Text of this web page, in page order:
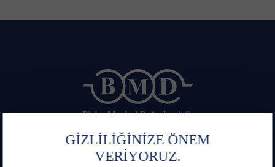
Bize Ulaşın
GİZLİLİĞİNİZE ÖNEM
VERİYORUZ.